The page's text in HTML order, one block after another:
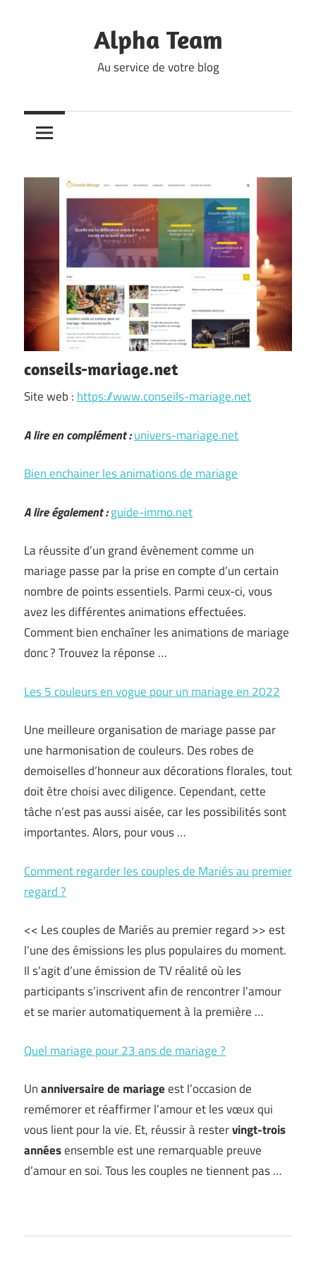
Alpha Team
Au service de votre blog
conseils-mariage.net
Site web : https://www.conseils-mariage.net
A lire en complément :univers-mariage.net
Bien enchainer les animations de mariage
A lire également :guide-immo.net
La réussite d’un grand évènement comme un
mariage passe par la prise en compte d’un certain
nombre de points essentiels. Parmi ceux-ci, vous
avez les différentes animations effectuées.
Comment bien enchaîner les animations de mariage
donc ? Trouvez la réponse …
Les 5 couleurs en vogue pour un mariage en 2022
Une meilleure organisation de mariage passe par
une harmonisation de couleurs. Des robes de
demoiselles d’honneur aux décorations florales, tout
doit être choisi avec diligence. Cependant, cette
tâche n’est pas aussi aisée, car les possibilités sont
importantes. Alors, pour vous …
Comment regarder les couples de Mariés au premier
regard ?
<< Les couples de Mariés au premier regard >> est
l’une des émissions les plus populaires du moment.
Il s’agit d’une émission de TV réalité où les
participants s’inscrivent afin de rencontrer l’amour
et se marier automatiquement à la première …
Quel mariage pour 23 ans de mariage ?
Unanniversaire de mariageest l’occasion de
remémorer et réaffirmer l’amour et les vœux qui
vous lient pour la vie. Et, réussir à restervingt-trois
annéesensemble est une remarquable preuve
d’amour en soi. Tous les couples ne tiennent pas …